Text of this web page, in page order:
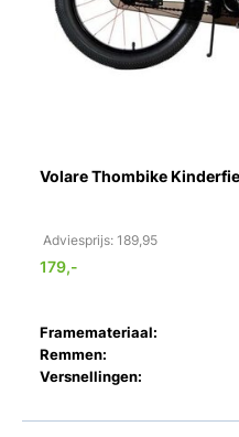
Volare Thombike
Adviesprijs: 189,95
179,-
Framemateriaal:
Remmen:
Versnellingen: